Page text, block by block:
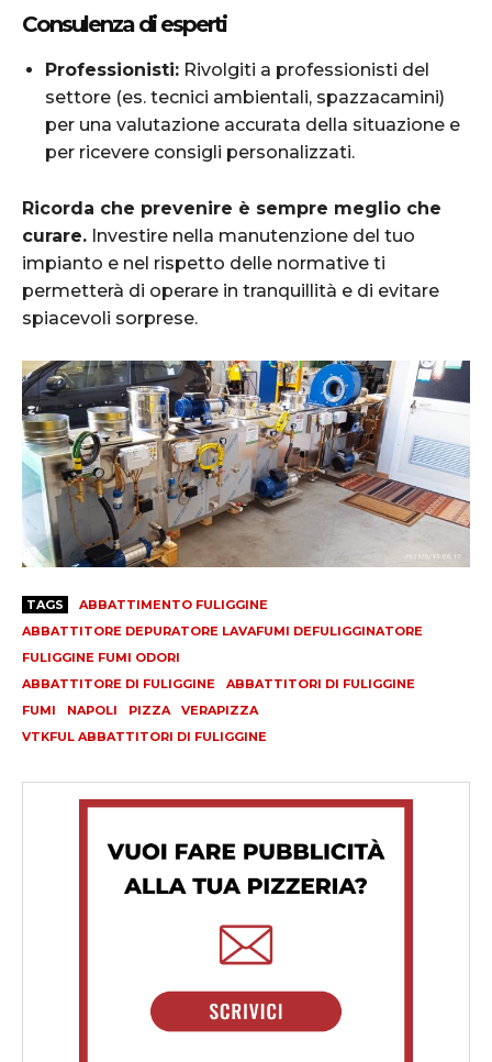
Consulenza di esperti
Professionisti: Rivolgiti a professionisti del
settore (es. tecnici ambientali, spazzacamini)
per una valutazione accurata della situazione e
per ricevere consigli personalizzati.
Ricorda che prevenire è sempre meglio che
curare. Investire nella manutenzione del tuo
impianto e nel rispetto delle normative ti
permetterà di operare in tranquillità e di evitare
spiacevoli sorprese.
TAGS
ABBATTIMENTO FULIGGINE
ABBATTITORE DEPURATORE LAVAFUMI DEFULIGGINATORE
FULIGGINE FUMI ODORI
ABBATTITORE DI FULIGGINE
ABBATTITORI DI FULIGGINE
FUMI
NAPOLI PIZZA
VERAPIZZA
VTKFUL ABBATTITORI DI FULIGGINE